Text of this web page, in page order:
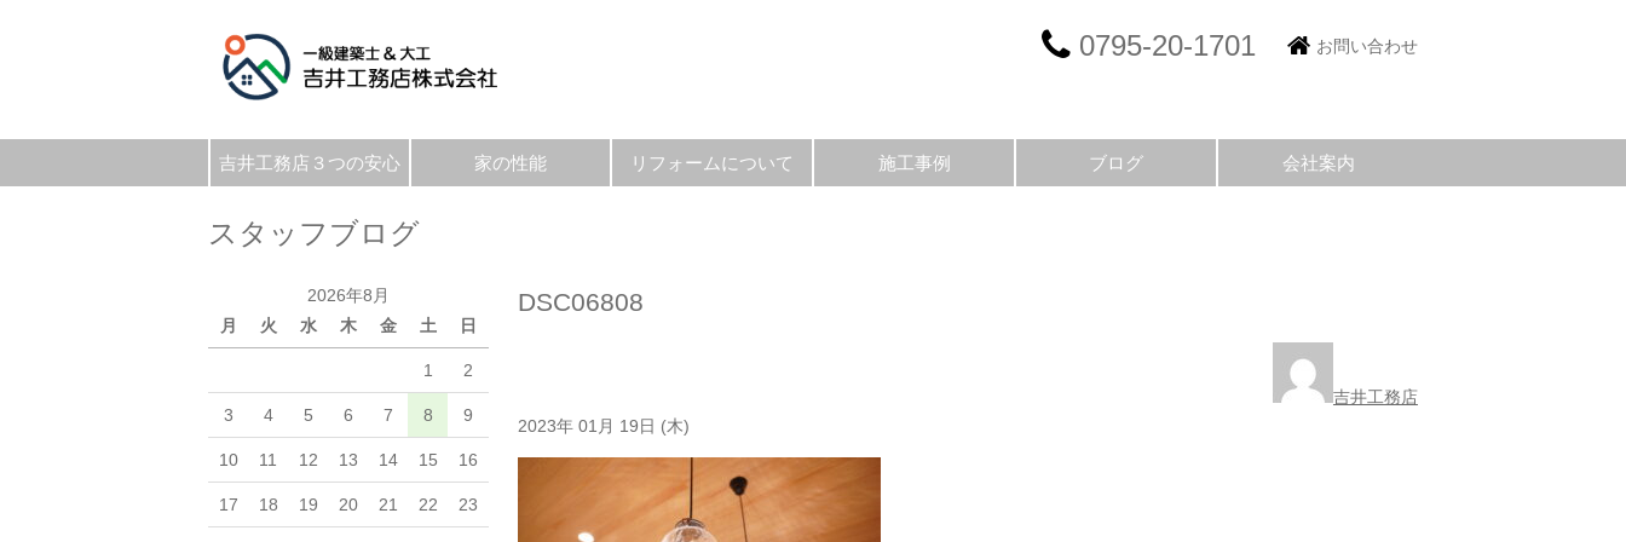
0795-20-1701 お問い合わせ
吉井工務店３つの安心 家の性能 リフォームについて 施工事例 ブログ 会社案内
スタッフブログ
2026年8月
月
火 水 木 金 土 日
1 2
3 4 5 6 7 8 9
10 11 12 13 14 15 16
17 18 19 20 21 22 23
DSC06808
吉井工務店
2023年 01月 19日 (木)